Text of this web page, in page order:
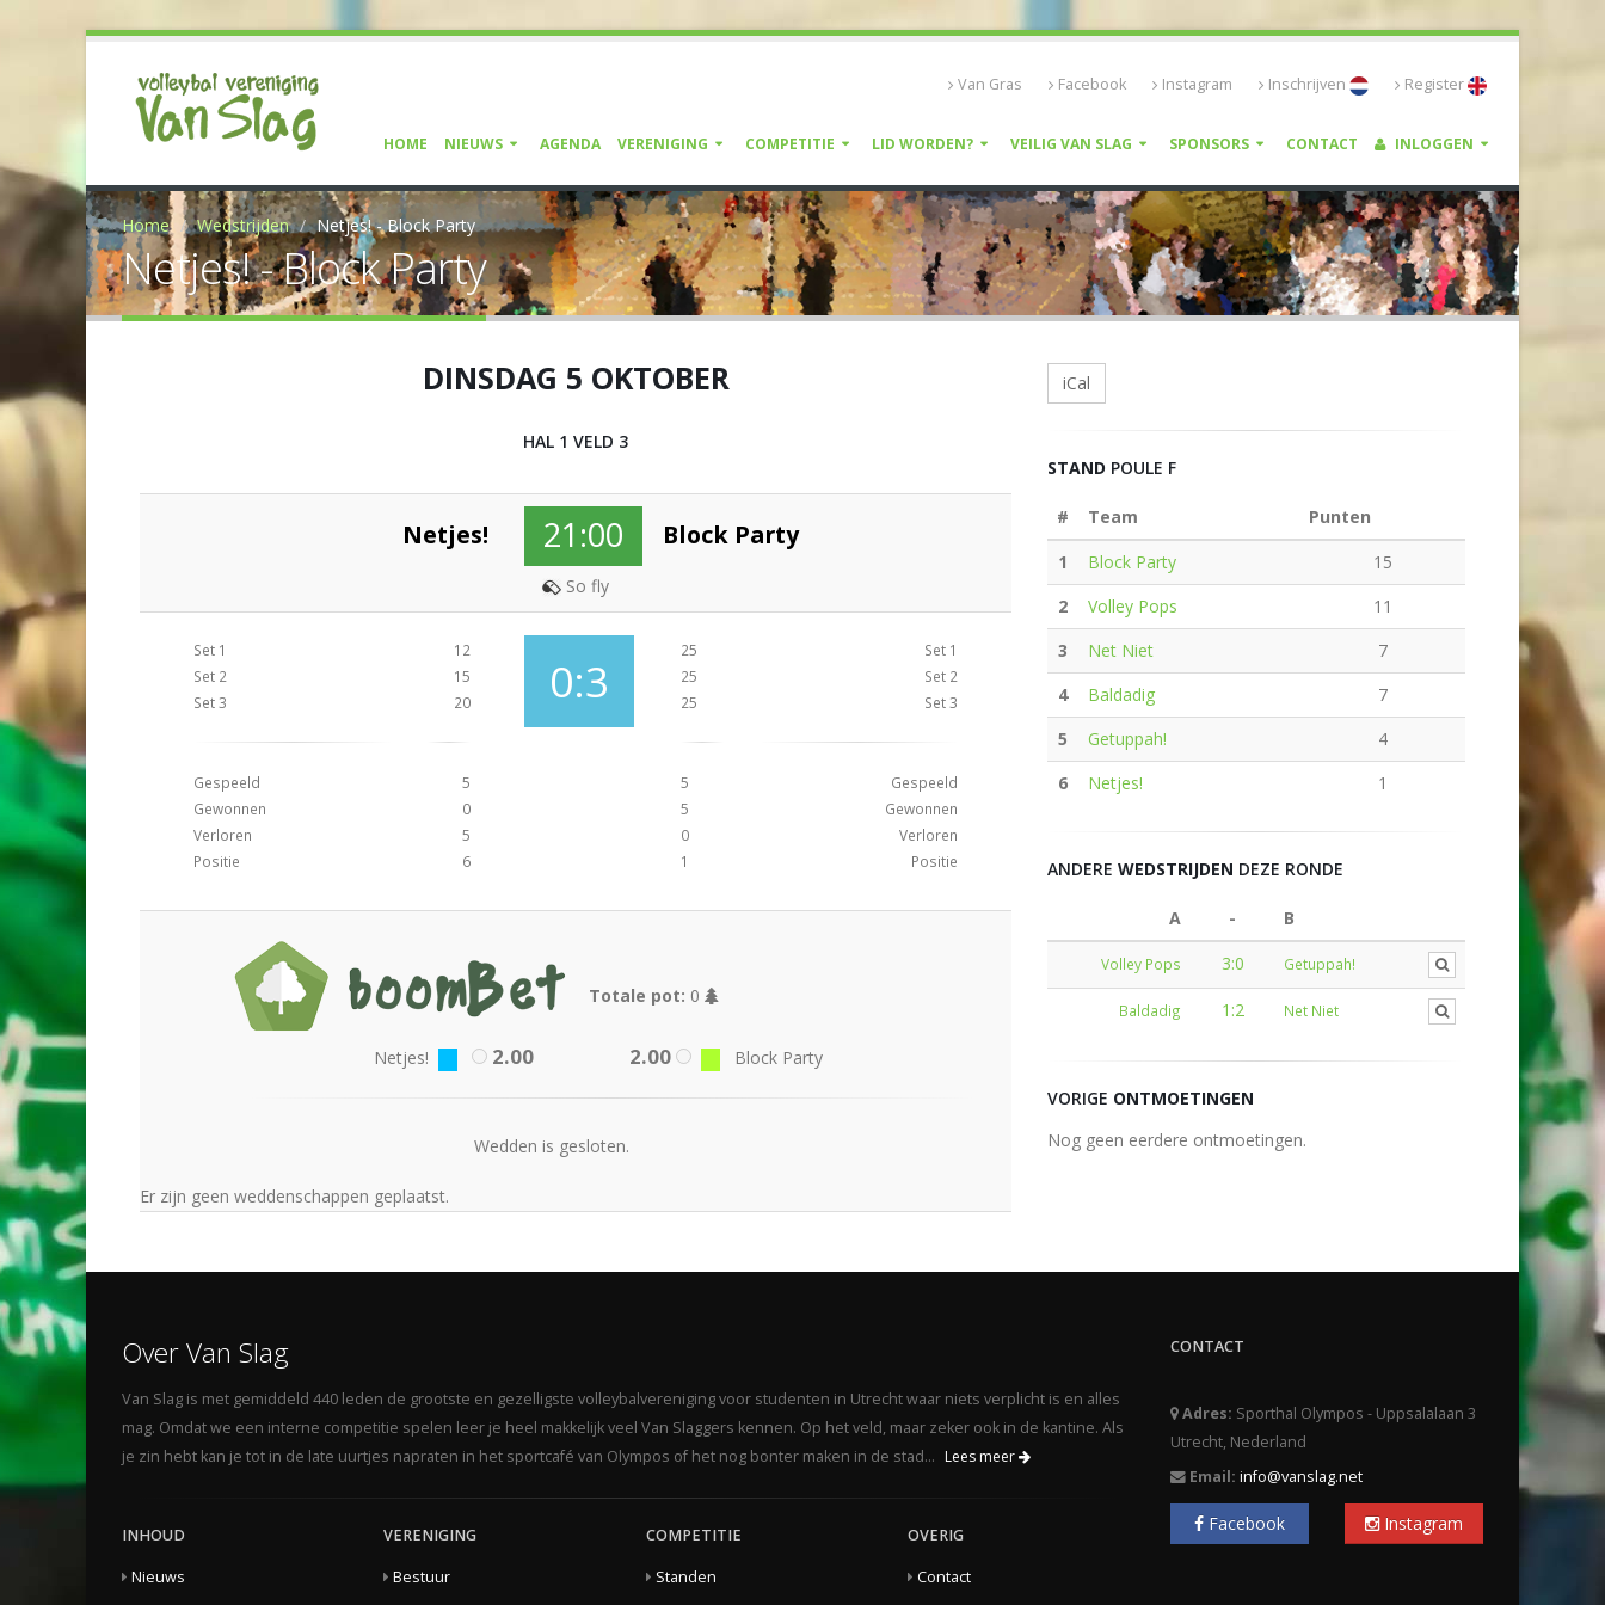
Van Gras Facebook Instagram Inschrijven Register
HOME NIEUWS AGENDA VERENIGING COMPETITIE LID WORDEN? VEILIG VAN SLAG SPONSORS CONTACT INLOGGEN
Home Wedstrijden Netjes! - Block Party
Netjes! - Block Party
DINSDAG 5 OKTOBER
HAL 1 VELD 3
Netjes! 21:00 Block Party
So fly
Set 1
Set 2
Set 3
Gespeeld
Gewonnen
Verloren
Positie
12
15
20
5
0
5
6
0:3
25
25
25
5
5
0
1
Set 1
Set 2
Set 3
Gespeeld
Gewonnen
Verloren
Positie
Totale pot: 0
Netjes! 2.00 2.00 Block Party
Wedden is gesloten.
Er zijn geen weddenschappen geplaatst.
iCal
STAND POULE F
# Team
Punten
1
Block Party
15
2
Volley Pops
11
3
Net Niet
7
4
Baldadig
7
5
Getuppah!
4
6
Netjes! 1
ANDERE WEDSTRIJDEN DEZE RONDE
A - B
Volley Pops 3:0 Getuppah!
Baldadig 1:2 Net Niet
VORIGE ONTMOETINGEN
Nog geen eerdere ontmoetingen.
Over Van Slag
Van Slag is met gemiddeld 440 leden de grootste en gezelligste volleybalvereniging voor studenten in Utrecht waar niets verplicht is en alles
mag. Omdat we een interne competitie spelen leer je heel makkelijk veel Van Slaggers kennen. Op het veld, maar zeker ook in de kantine. Als
je zin hebt kan je tot in de late uurtjes napraten in het sportcafé van Olympos of het nog bonter maken in de stad... Lees meer
INHOUD
Nieuws
VERENIGING
Bestuur
COMPETITIE
Standen
OVERIG
Contact
CONTACT
Adres: Sporthal Olympos - Uppsalalaan 3
Utrecht, Nederland
Email: info@vanslag.net
Facebook Instagram